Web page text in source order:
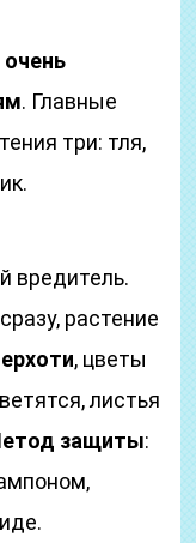
очень
. Главные
три: тля,
вредитель.
растение
, цветы
листья
защиты: